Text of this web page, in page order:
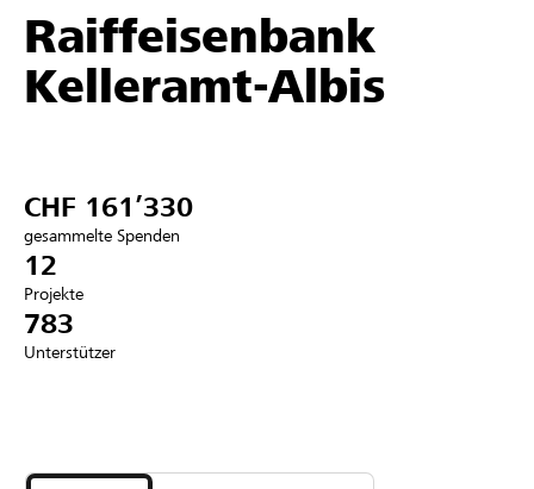
Unterstützen
Hilfe & Support
Anmelden
DE FR IT
Raiffeisenbank
Kelleramt-Albis
CHF 161’330
gesammelte Spenden
12
Projekte
783
Unterstützer
Projekte